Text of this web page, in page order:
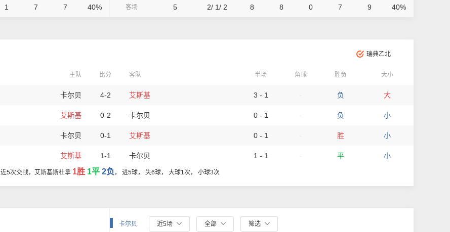
1 7 7 40% 客场 5 2/ 1/ 2 8 8 0 7 9 40%
瑞典乙北
主队 比分 客队 半场 角球 胜负 大小
卡尔贝 4-2 艾斯基 3 - 1 负 大
艾斯基 0-2 卡尔贝 0 - 1 负 小
卡尔贝 0-1 艾斯基 0 - 1 胜 小
艾斯基 1-1 卡尔贝 1 - 1 平 小
近5次交战，艾斯基斯杜拿 1胜 1平 2负 ， 进5球， 失6球， 大球1次， 小球3次
卡尔贝 近5场 全部 筛选